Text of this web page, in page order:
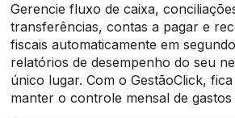
Gerencie fluxo de caixa,
transferências, contas a pagar e
fiscais automaticamente em
relatórios de desempenho do seu
único lugar. Com o GestãoClick,
manter o controle mensal de gastos